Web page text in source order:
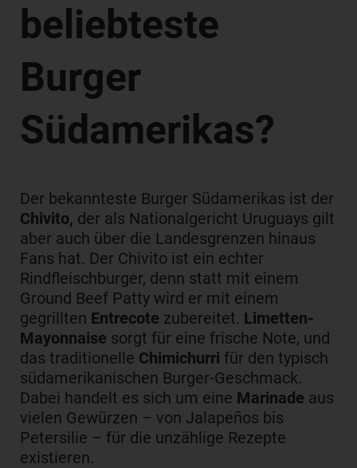
beliebteste
Burger
Südamerikas?
Der bekannteste Burger Südamerikas ist der
Chivito, der als Nationalgericht Uruguays gilt
aber auch über die Landesgrenzen hinaus
Fans hat. Der Chivito ist ein echter
Rindfleischburger, denn statt mit einem
Ground Beef Patty wird er mit einem
gegrillten Entrecote zubereitet. Limetten-
Mayonnaise sorgt für eine frische Note, und
das traditionelle Chimichurri für den typisch
südamerikanischen Burger-Geschmack.
Dabei handelt es sich um eine Marinade aus
vielen Gewürzen – von Jalapeños bis
Petersilie – für die unzählige Rezepte
existieren.